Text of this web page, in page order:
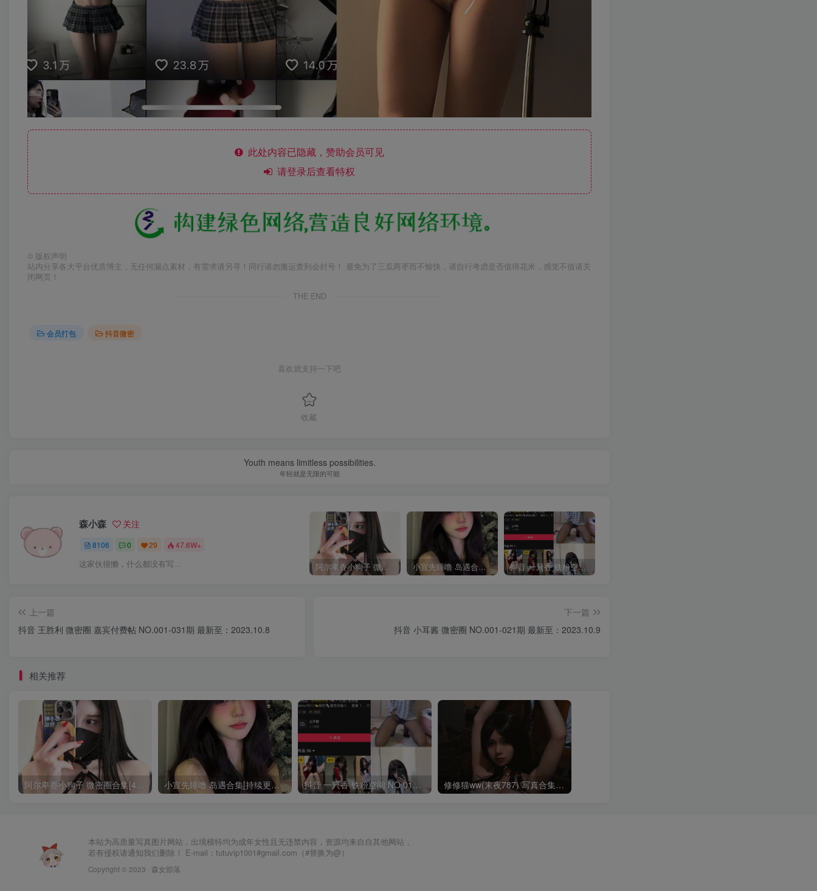
此处内容已隐藏，赞助会员可见
请登录后查看特权
© 版权声明
站内分享各大平台优质博主，无任何漏点素材，有需求请另寻！同行请勿搬运查到会封号！ 避免为了三瓜两枣而不愉快，请自行考虑是否值得花米，感觉不值请关
闭网页！
THE END
会员打包 抖音微密
喜欢就支持一下吧
收藏
Youth means limitless possibilities.
年轻就是无限的可能
森小森 关注
8106 0 29 47.6W+
这家伙很懒，什么都没有写... 阿尔卑香小狗子 微密圈合集[40套][持续更新2023.12.14] 小宣先睡噜 岛遇合集[持续更新2025.08.27] 抖音 一只香 铁粉空间 NO.010期 【18P8V】最新至：2025.3.3
上一篇
抖音 王胜利 微密圈 嘉宾付费帖 NO.001-031期 最新至：2023.10.8
下一篇
抖音 小耳酱 微密圈 NO.001-021期 最新至：2023.10.9
相关推荐
小宣先睡噜 岛遇合集[持续更新2025.08.27] 抖音 一只香 铁粉空间 NO.010期 【18P8V】最新至：2025.3.3 修修猫ww(末夜787) 写真合集[21套][持续更新]
本站为高质量写真图片网站，出境模特均为成年女性且无违禁内容，资源均来自自其他网站，
若有侵权请通知我们删除！ E-mail：tutuvip1001#gmail.com（#替换为@）
Copyright © 2023 · 森女部落